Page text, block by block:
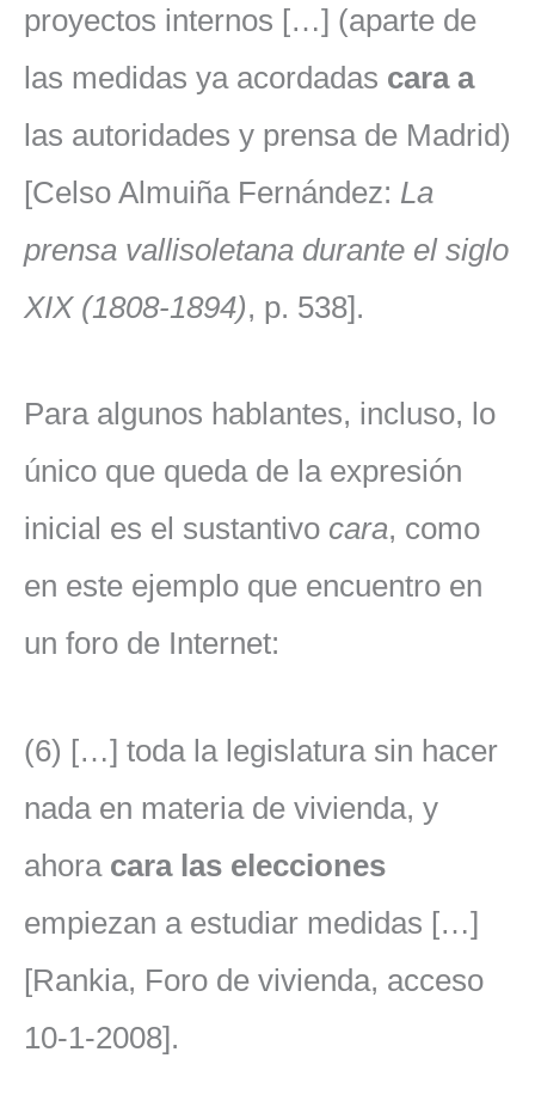
proyectos internos […] (aparte de
las medidas ya acordadas cara a
las autoridades y prensa de Madrid)
[Celso Almuiña Fernández: La
prensa vallisoletana durante el siglo
XIX (1808-1894), p. 538].
Para algunos hablantes, incluso, lo
único que queda de la expresión
inicial es el sustantivo cara, como
en este ejemplo que encuentro en
un foro de Internet:
(6) […] toda la legislatura sin hacer
nada en materia de vivienda, y
ahora cara las elecciones
empiezan a estudiar medidas […]
[Rankia, Foro de vivienda, acceso
10-1-2008].